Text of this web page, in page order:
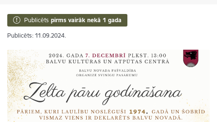
Publicēts pirms vairāk nekā 1 gada
Publicēts: 11.09.2024.